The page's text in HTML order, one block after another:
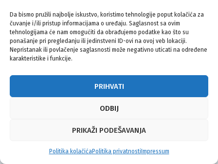
Da bismo pružili najbolje iskustvo, koristimo tehnologije poput kolačića za
čuvanje i/ili pristup informacijama o uređaju. Saglasnost sa ovim
tehnologijama će nam omogućiti da obrađujemo podatke kao što su
ponašanje pri pregledanju ili jedinstveni ID-ovi na ovoj veb lokaciji.
Nepristanak ili povlačenje saglasnosti može negativno uticati na određene
karakteristike i funkcije.
PRIHVATI
ODBIJ
PRIKAŽI PODEŠAVANJA
Politika kolačićaPolitika privatnosti Impressum